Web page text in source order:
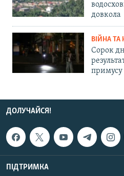
довкола
ВІЙНА
Сорок
примусу
ДОЛУЧАЙСЯ!
ПІДТРИМКА